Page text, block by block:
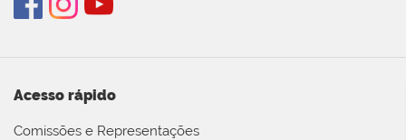
Acesso rápido
Comissões e Representações